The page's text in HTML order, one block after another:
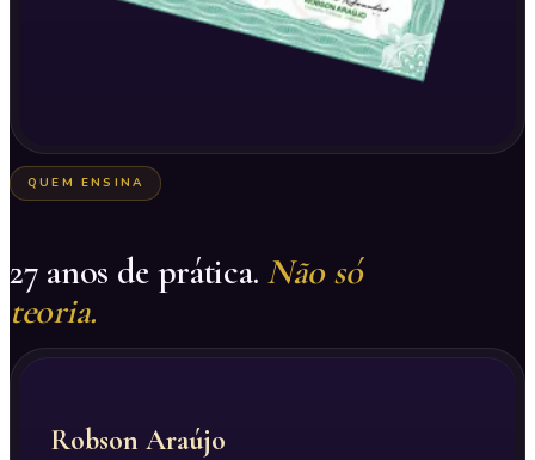
QUEM ENSINA
27 anos de prática. Não só
teoria.
Robson Araújo